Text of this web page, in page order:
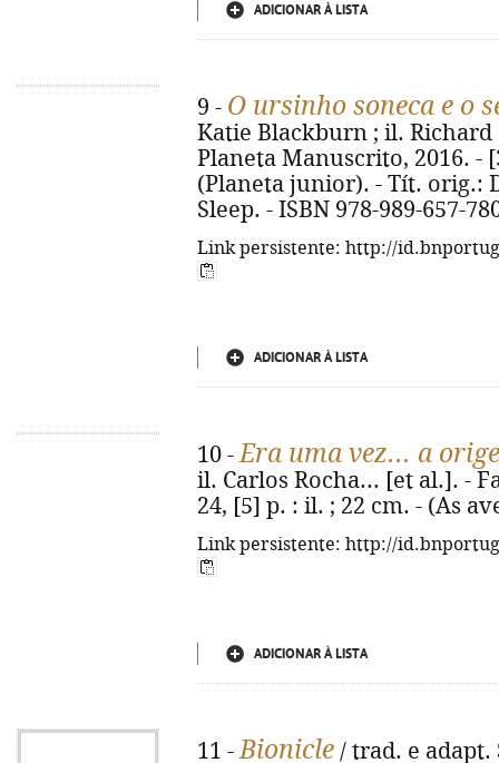
ADICIONAR À LISTA
9 - O ursinho soneca e o
Katie Blackburn ; il. Richard
Planeta Manuscrito, 2016. -
(Planeta junior). - Tít. orig.:
Sleep. - ISBN 978-989-657-
Link persistente: http://
ADICIONAR À LISTA
10 -Era uma vez... a
il. Carlos Rocha... [et al.]. -
24, [5] p. : il. ; 22 cm. - (As
Link persistente: http://
ADICIONAR À LISTA
11 -Bionicle / trad. e adapt.